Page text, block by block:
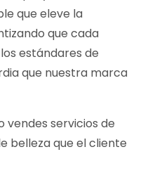
que eleve la
que cada
estándares de
que nuestra marca
vendes servicios de
belleza que el cliente